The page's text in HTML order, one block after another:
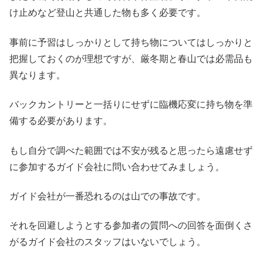
け止めなど登山と共通した物も多く必要です。
事前に予習はしっかりとして持ち物についてはしっかりと
把握しておくのが理想ですが、厳冬期と春山では必需品も
異なります。
バックカントリーと一括りにせずに臨機応変に持ち物を準
備する必要があります。
もし自分で調べた範囲では不安が残ると思ったら遠慮せず
に参加するガイド会社に問い合わせてみましょう。
ガイド会社が一番恐れるのは山での事故です。
それを回避しようとする参加者の質問への回答を面倒くさ
がるガイド会社のスタッフはいないでしょう。